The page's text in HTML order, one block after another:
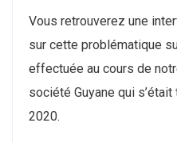
Vous retrouverez une
sur cette problématique
effectuée au cours de
société Guyane qui s’était
2020.